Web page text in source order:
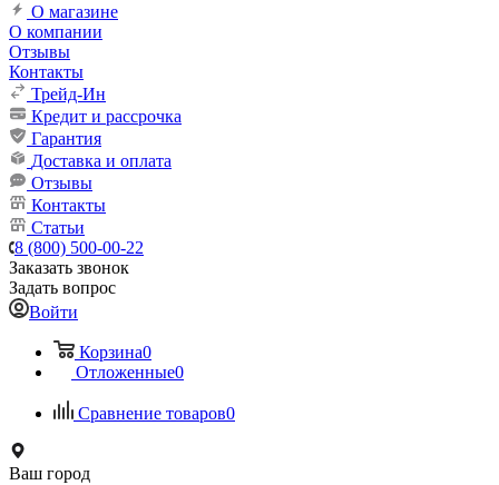
О магазине
О компании
Отзывы
Контакты
Трейд-Ин
Кредит и рассрочка
Гарантия
Доставка и оплата
Отзывы
Контакты
Статьи
8 (800) 500-00-22
Заказать звонок
Задать вопрос
Войти
Корзина0
Отложенные0
Сравнение товаров0
Ваш город